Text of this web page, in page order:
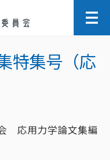
特集号（応
応用力学論文集編